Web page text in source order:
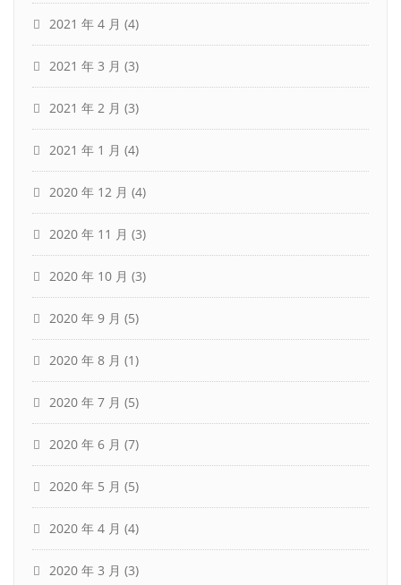
2021 年 4 月 (4)
2021 年 3 月 (3)
2021 年 2 月 (3)
2021 年 1 月 (4)
2020 年 12 月 (4)
2020 年 11 月 (3)
2020 年 10 月 (3)
2020 年 9 月 (5)
2020 年 8 月 (1)
2020 年 7 月 (5)
2020 年 6 月 (7)
2020 年 5 月 (5)
2020 年 4 月 (4)
2020 年 3 月 (3)